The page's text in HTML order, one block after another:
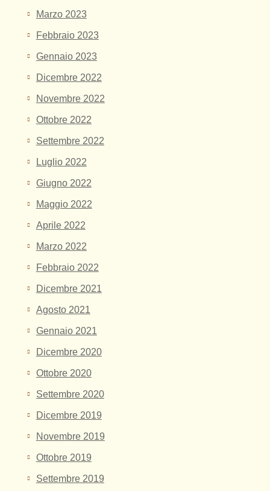
Marzo 2023
Febbraio 2023
Gennaio 2023
Dicembre 2022
Novembre 2022
Ottobre 2022
Settembre 2022
Luglio 2022
Giugno 2022
Maggio 2022
Aprile 2022
Marzo 2022
Febbraio 2022
Dicembre 2021
Agosto 2021
Gennaio 2021
Dicembre 2020
Ottobre 2020
Settembre 2020
Dicembre 2019
Novembre 2019
Ottobre 2019
Settembre 2019